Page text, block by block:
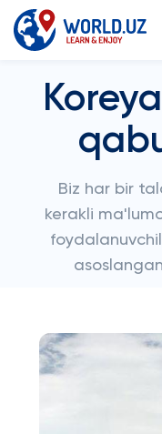
Biz har bir
kerakli